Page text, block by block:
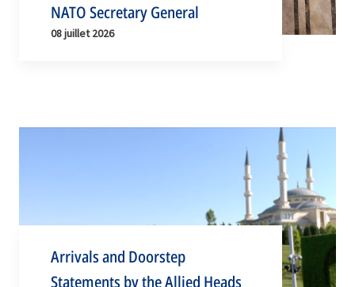
NATO Secretary General
08 juillet 2026
Arrivals and Doorstep
Statements by the Allied Heads